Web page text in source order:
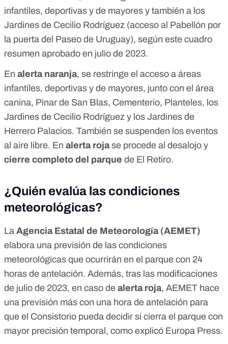
infantiles, deportivas y de mayores y también a los
Jardines de Cecilio Rodríguez (acceso al Pabellón por
la puerta del Paseo de Uruguay), según este cuadro
resumen aprobado en julio de 2023.
En alerta naranja, se restringe el acceso a áreas
infantiles, deportivas y de mayores, junto con el área
canina, Pinar de San Blas, Cementerio, Planteles, los
Jardines de Cecilio Rodríguez y los Jardines de
Herrero Palacios. También se suspenden los eventos
al aire libre. En alerta rojase procede al desalojo y
cierre completo del parque de El Retiro.
¿Quién evalúa las condiciones
meteorológicas?
La Agencia Estatal de Meteorología (AEMET)
elabora una previsión de las condiciones
meteorológicas que ocurrirán en el parque con 24
horas de antelación. Además, tras las modificaciones
de julio de 2023, en caso de alerta roja, AEMET hace
una previsión más con una hora de antelación para
que el Consistorio pueda decidir si cierra el parque con
mayor precisión temporal, como explicó Europa Press.